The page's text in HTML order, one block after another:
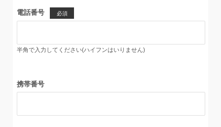
電話番号 必須
半角で入力してください(ハイフンはいりません)
携帯番号